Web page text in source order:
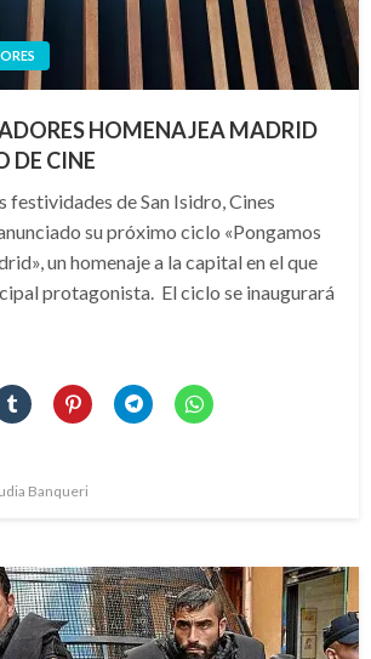
HOMENAJEA MADRID
DE CINE
festividades de San Isidro, Cines
su próximo ciclo «Pongamos
un homenaje a la capital en el que
protagonista. El ciclo se inaugurará
Banqueri